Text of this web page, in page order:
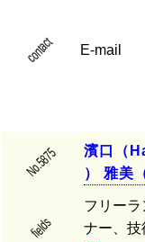
contact E-mail
No.5875 濱 口 （ H
）
雅美
fields
フリー
ナー、技